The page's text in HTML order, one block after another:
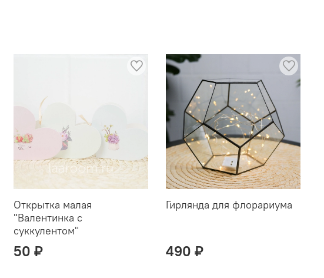
Открытка малая
"Валентинка с
суккулентом"
50 ₽
Гирлянда для флорариума
490 ₽